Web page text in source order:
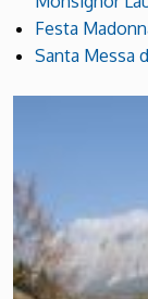
Festa
Santa Messa